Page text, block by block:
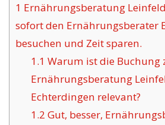
1 Ernährungsberatung
sofort den Ernährungsberater
besuchen und Zeit sparen.
1.1 Warum ist die Buchung
Ernährungsberatung
Echterdingen relevant?
1.2 Gut, besser,